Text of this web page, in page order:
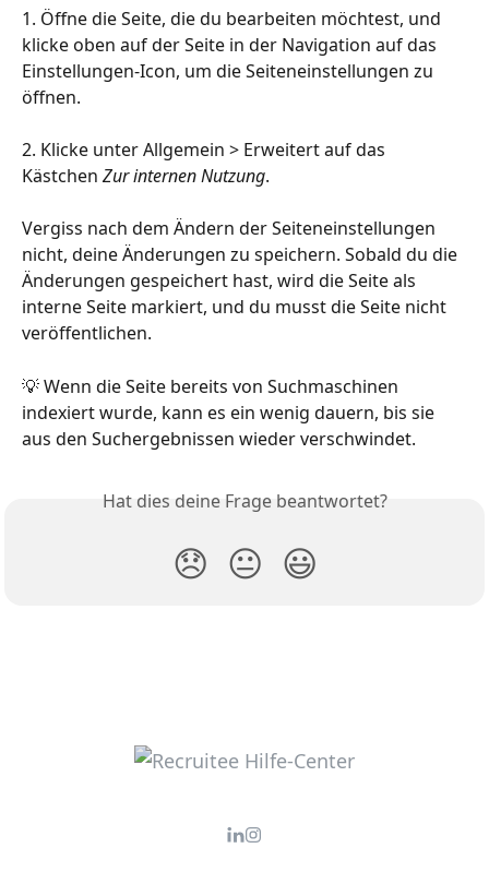
1. Öffne die Seite, die du bearbeiten möchtest, und
klicke oben auf der Seite in der Navigation auf das
Einstellungen-Icon, um die Seiteneinstellungen zu
öffnen.
2. Klicke unter Allgemein > Erweitert auf das
Kästchen Zur internen Nutzung.
Vergiss nach dem Ändern der Seiteneinstellungen
nicht, deine Änderungen zu speichern. Sobald du die
Änderungen gespeichert hast, wird die Seite als
interne Seite markiert, und du musst die Seite nicht
veröffentlichen.
💡 Wenn die Seite bereits von Suchmaschinen
indexiert wurde, kann es ein wenig dauern, bis sie
aus den Suchergebnissen wieder verschwindet.
Hat dies deine Frage beantwortet?
😞 😐 😃